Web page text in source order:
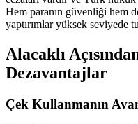
Hem paranın güvenliği hem
yaptırımlar yüksek seviyede
Alacaklı
Dezavantajlar
Çek Kullanmanın